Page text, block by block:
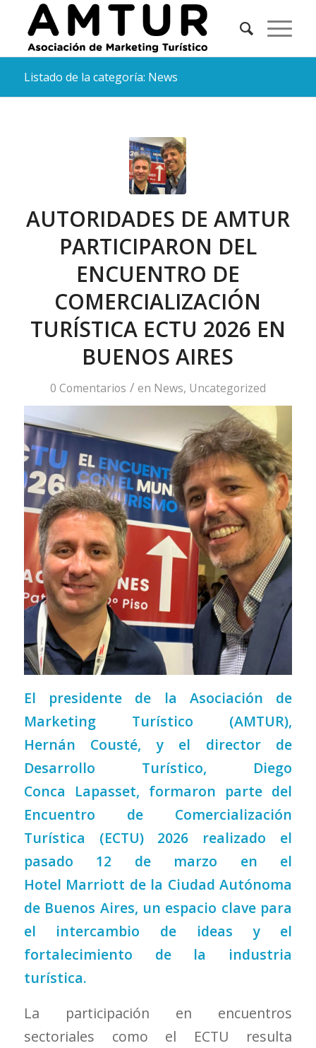
Listado de la categoría: News
AUTORIDADES DE AMTUR
PARTICIPARON DEL
ENCUENTRO DE
COMERCIALIZACIÓN
TURÍSTICA ECTU 2026 EN
BUENOS AIRES
0 Comentarios / en News, Uncategorized
El presidente de la Asociación de
Marketing Turístico (AMTUR),
Hernán Cousté, y el director de
Desarrollo Turístico, Diego
Conca Lapasset, formaron parte del
Encuentro de Comercialización
Turística (ECTU) 2026 realizado el
pasado 12 de marzo en el
Hotel Marriott de la Ciudad Autónoma
de Buenos Aires, un espacio clave para
el intercambio de ideas y el
fortalecimiento de la industria
turística.
La participación en encuentros
sectoriales como el ECTU resulta